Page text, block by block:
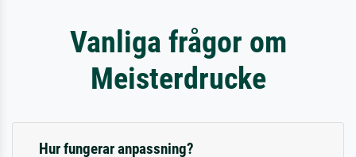
Vanliga frågor om
Meisterdrucke
Hur fungerar anpassning?